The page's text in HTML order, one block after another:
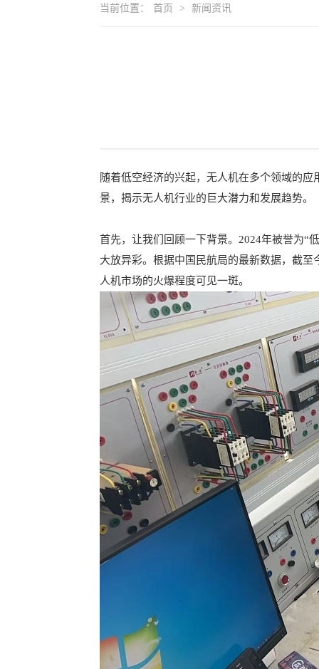
当前位置： 首页 > 新闻资讯
随着低空经济的兴起，无人机在多个领域的
景，揭示无人机行业的巨大潜力和发展趋势。
首先，让我们回顾一下背景。2024年被誉为“
大放异彩。根据中国民航局的最新数据，截
人机市场的火爆程度可见一斑。